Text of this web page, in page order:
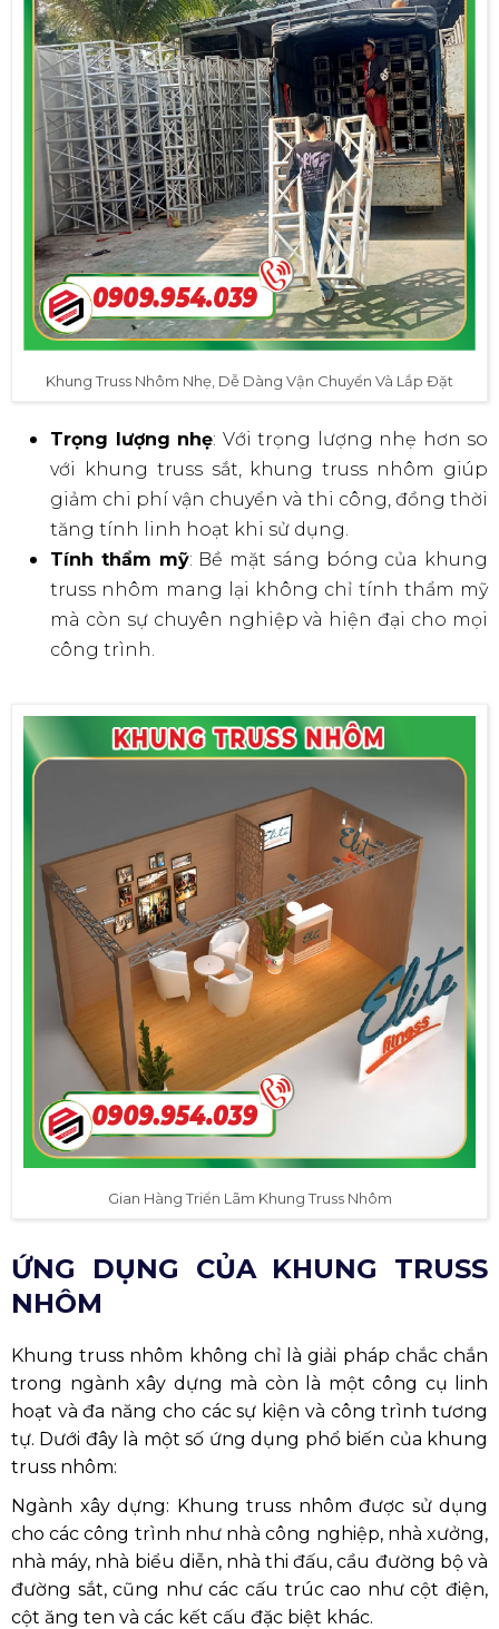
Khung Truss Nhôm Nhẹ, Dễ Dàng Vận Chuyển Và Lắp Đặt
Trọng lượng nhẹ: Với trọng lượng nhẹ hơn so
với khung truss sắt, khung truss nhôm giúp
giảm chi phí vận chuyển và thi công, đồng thời
tăng tính linh hoạt khi sử dụng.
Tính thẩm mỹ: Bề mặt sáng bóng của khung
truss nhôm mang lại không chỉ tính thẩm mỹ
mà còn sự chuyên nghiệp và hiện đại cho mọi
công trình.
Gian Hàng Triển Lãm Khung Truss Nhôm
ỨNG DỤNG CỦA KHUNG TRUSS
NHÔM
Khung truss nhôm không chỉ là giải pháp chắc chắn
trong ngành xây dựng mà còn là một công cụ linh
hoạt và đa năng cho các sự kiện và công trình tương
tự. Dưới đây là một số ứng dụng phổ biến của khung
truss nhôm:
Ngành xây dựng: Khung truss nhôm được sử dụng
cho các công trình như nhà công nghiệp, nhà xưởng,
nhà máy, nhà biểu diễn, nhà thi đấu, cầu đường bộ và
đường sắt, cũng như các cấu trúc cao như cột điện,
cột ăng ten và các kết cấu đặc biệt khác.